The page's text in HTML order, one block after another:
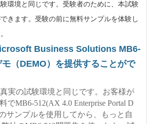
環境と同じです。受験者のために、本試験
きます。受験の前に無料サンプルを体験し
Business Solutions MB6-
（DEMO）を提供することがで
実の試験環境と同じです。お客様が
でMB6-512(AX 4.0 Enterprise Portal D
サンプルを使用してから、もっと自